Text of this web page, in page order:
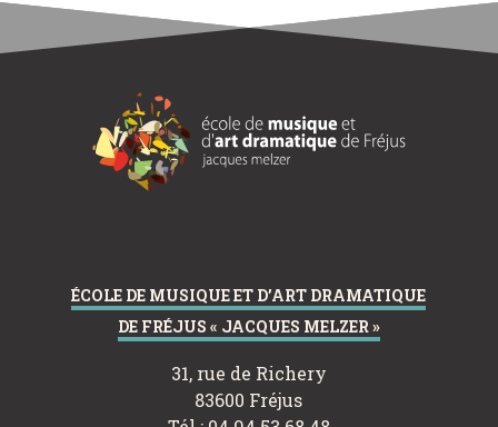
ÉCOLE DE MUSIQUE ET D’ART DRAMATIQUE
DE FRÉJUS « JACQUES MELZER »
31, rue de Richery
83600 Fréjus